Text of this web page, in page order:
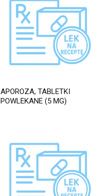
APOROZA, TABLETKI
POWLEKANE (5 MG)